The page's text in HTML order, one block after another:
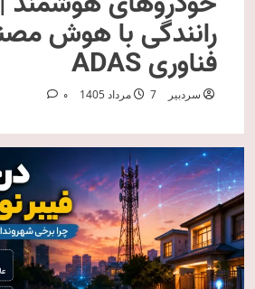
رانندگی با هوش
فناوری ADAS
سردبیر 7 مرداد 1405 0